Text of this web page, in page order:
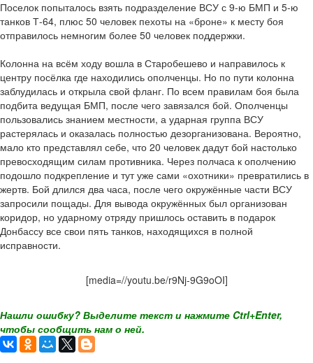
Поселок попыталось взять подразделение ВСУ с 9-ю БМП и 5-ю
танков Т-64, плюс 50 человек пехоты на «броне» к месту боя
отправилось немногим более 50 человек поддержки.
Колонна на всём ходу вошла в Старобешево и направилось к
центру посёлка где находились ополченцы. Но по пути колонна
заблудилась и открыла свой фланг. По всем правилам боя была
подбита ведущая БМП, после чего завязался бой. Ополченцы
пользовались знанием местности, а ударная группа ВСУ
растерялась и оказалась полностью дезорганизована. Вероятно,
мало кто представлял себе, что 20 человек дадут бой настолько
превосходящим силам противника. Через полчаса к ополчению
подошло подкрепление и тут уже сами «охотники» превратились в
жертв. Бой длился два часа, после чего окружённые части ВСУ
запросили пощады. Для вывода окружённых был организован
коридор, но ударному отряду пришлось оставить в подарок
Донбассу все свои пять танков, находящихся в полной
исправности.
[media=//youtu.be/r9Nj-9G9oOI]
Нашли ошибку? Выделите текст и нажмите Ctrl+Enter,
чтобы сообщить нам о ней.